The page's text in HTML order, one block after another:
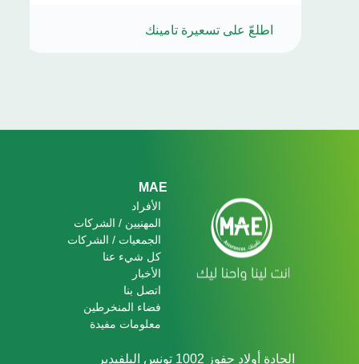
اطلعّ على تسعيرة تامينك
Footer
MAE
الأفراد
المهنيين / الشركات
الجمعيات / الشركات
كل شيء عنا
الأخبار
اتصل بنا
فضاء المنخرطين
معلومات مفيدة
الجادة أولاد حفوز 1002 تونس البلفيدير